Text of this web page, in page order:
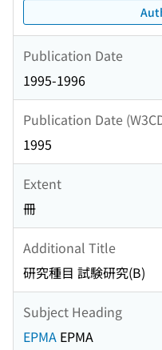
Publication Date
1995-1996
Publication Date
1995
Extent
冊
Additional Title
研究種目 試験研究(B)
Subject Heading
EPMA EPMA